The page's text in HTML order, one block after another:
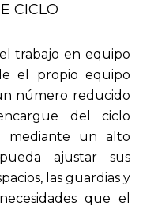
CICLO
trabajo en equipo
el propio equipo
número reducido
del ciclo
mediante un alto
ajustar sus
las guardias y
que el